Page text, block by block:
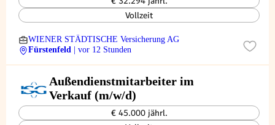
Vollzeit
WIENER STÄDTISCHE Versicherung AG
Fürstenfeld
| vor 12 Stunden
Außendienstmitarbeiter im
Verkauf (m/w/d)
€ 45.000 jährl.